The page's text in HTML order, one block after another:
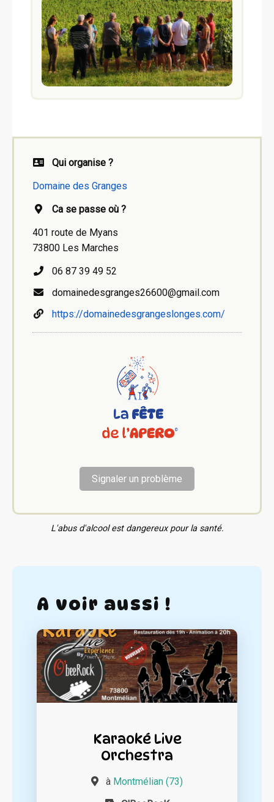
Qui organise ?
Domaine des Granges
Ca se passe où ?
401 route de Myans
73800 Les Marches
06 87 39 49 52
domainedesgranges26600@gmail.com
https://domainedesgrangeslonges.com/
Signaler un problème
L'abus d'alcool est dangereux pour la santé.
A voir aussi !
Karaoké Live
Orchestra
à Montmélian (73)